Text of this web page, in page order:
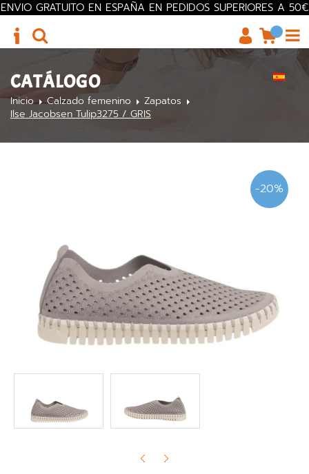
ENVIO GRATUITO EN ESPAÑA EN PEDIDOS SUPERIORES A 50€
CATÁLOGO
Inicio Calzado femenino
Zapatos
Ilse Jacobsen Tulip3275 / GRIS
-20%